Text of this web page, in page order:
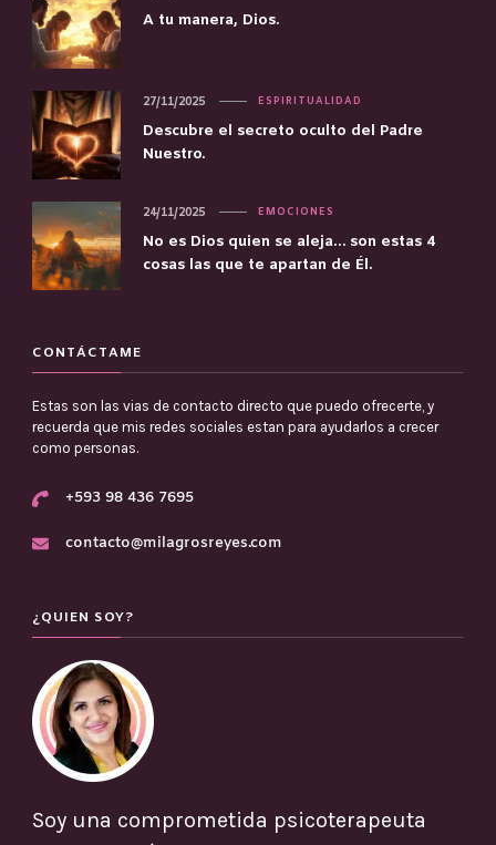
A tu manera, Dios.
ESPIRITUALIDAD
Descubre el secreto oculto del Padre
Nuestro.
27/11/2025
EMOCIONES
No es Dios quien se aleja… son estas 4
cosas las que te apartan de Él.
24/11/2025
CONTÁCTAME
Estas son las vias de contacto directo que puedo ofrecerte, y
recuerda que mis redes sociales estan para ayudarlos a crecer
como personas.
+593 98 436 7695
contacto@milagrosreyes.com
¿QUIEN SOY?
Soy una comprometida psicoterapeuta